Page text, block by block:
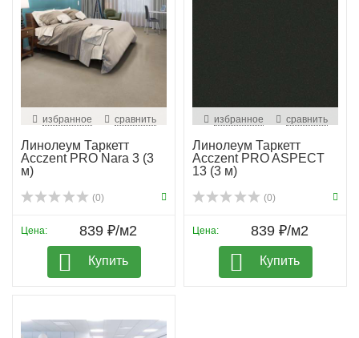
избранное сравнить
Линолеум Таркетт
Acczent PRO Nara 3 (3
м)
(0)
Цена: 839 ₽/м2
Купить
избранное сравнить
Линолеум Таркетт
Acczent PRO ASPECT
13 (3 м)
(0)
Цена: 839 ₽/м2
Купить